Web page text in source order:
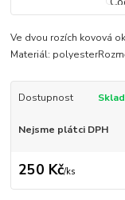
Ve dvou rozích kovová
Materiál:
Dostupnost
Nejsme plátci DPH
250 Kč/ks